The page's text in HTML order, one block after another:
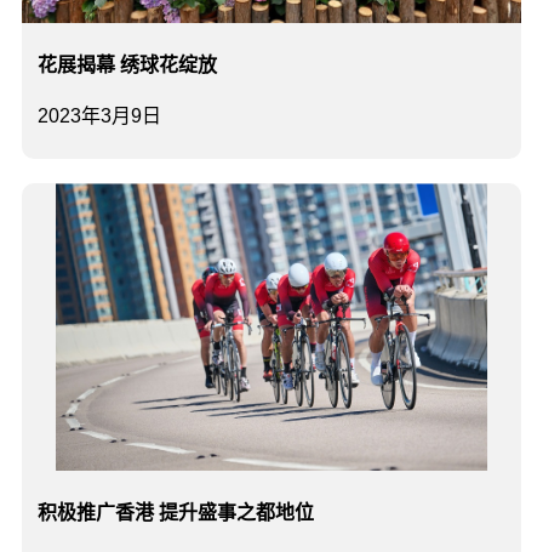
2023年3月9日
花展揭幕 绣球花绽放
积极推广香港 提升盛事之都地位